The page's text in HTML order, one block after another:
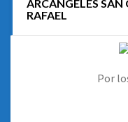
ARCÁNGELES SAN
RAFAEL
Por